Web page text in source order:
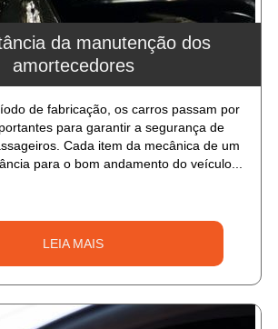
da manutenção dos
amortecedores
de fabricação, os carros passam por
para garantir a segurança de
Cada item da mecânica de um
para o bom andamento do veículo...
LEIA MAIS